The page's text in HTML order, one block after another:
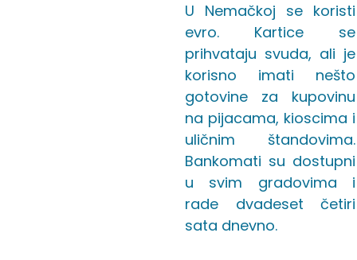
U Nemačkoj se koristi
evro. Kartice se
prihvataju svuda, ali je
korisno imati nešto
gotovine za kupovinu
na pijacama, kioscima i
uličnim štandovima.
Bankomati su dostupni
u svim gradovima i
rade dvadeset četiri
sata dnevno.